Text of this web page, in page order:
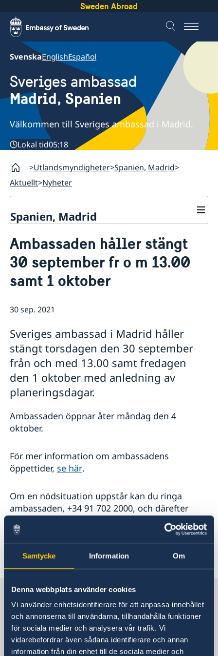
Samtycke Information Om
Denna webbplats använder cookies
Vi använder enhetsidentifierare för att anpassa innehållet
och annonserna till användarna, tillhandahålla funktioner
för sociala medier och analysera vår trafik. Vi
vidarebefordrar även sådana identifierare och annan
information från din enhet till de sociala medier och
Sweden Abroad
SvenskaEnglishEspañol
Sveriges ambassad
Madrid, Spanien
Välkommen till Sveriges ambassad i Madrid.
Lokal tid05:18
Utlandsmyndigheter Spanien, Madrid
Aktuellt Nyheter
Spanien, Madrid
Om oss
Ambassadens personal
Dataskyddspolicy (GDPR)
Allmänna handlingar
Praktik
Så stöttar vi svenska företag
Vi är en resurs för svenska företag
Team Sweden
Svenska företag i Spanien
Aktuellt
Prioriterat Sverigefrämjande - seminarier &
evenemang
Ambassaden håller stängt
30 september fr o m 13.00
samt 1 oktober
30 sep. 2021
Sveriges ambassad i Madrid håller
stängt torsdagen den 30 september
från och med 13.00 samt fredagen
den 1 oktober med anledning av
planeringsdagar.
Ambassaden öppnar åter måndag den 4
oktober.
För mer information om ambassadens
öppettider, se här.
Om en nödsituation uppstår kan du ringa
ambassaden, +34 91 702 2000, och därefter
kopplas vidare till UD:s konsulära jour som har
öppet alla dagar 24 timmar om dygnet.
Senast uppdaterad 30 sep. 2021, 08.44
Sverige i Spanien
Sveriges ambassad
Besöksadress